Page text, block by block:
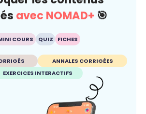
avec NOMAD+ 🎯
COURS QUIZ FICHES
ANNALES CORRIGÉES
EXERCICES INTERACTIFS